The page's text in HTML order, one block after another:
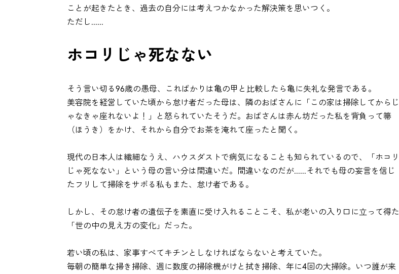
ことが起きたとき、過去の自分には考えつかなかった解決策を思いつく。
ただし......
ホコリじゃ死なない
そう言い切る96歳の愚母、こればかりは亀の甲と比較したら亀に失礼な発言である。
美容院を経営していた頃から怠け者だった母は、隣のおばさんに「この家は掃除してからじ
ゃなきゃ座れないよ！」と怒られていたそうだ。おばさんは赤ん坊だった私を背負って箒
（ほうき）をかけ、それから自分でお茶を淹れて座ったと聞く。
現代の日本人は繊細なうえ、ハウスダストで病気になることも知られているので、「ホコリ
じゃ死なない」という母の言い分は間違いだ。間違いなのだが......それでも母の妄言を信じ
たフリして掃除をサボる私もまた、怠け者である。
しかし、その怠け者の遺伝子を素直に受け入れることこそ、私が老いの入り口に立って得た
「世の中の見え方の変化」だった。
若い頃の私は、家事すべてキチンとしなければならないと考えていた。
毎朝の簡単な掃き掃除、週に数度の掃除機がけと拭き掃除、年に4回の大掃除。いつ誰が来